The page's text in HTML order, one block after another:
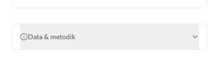
Data & metodik